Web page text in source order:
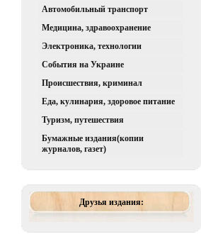
Автомобильный транспорт
Медицина, здравоохранение
Электроника, технологии
События на Украине
Происшествия, криминал
Еда, кулинария, здоровое питание
Туризм, путешествия
Бумажные издания(копии
журналов, газет)
Друзья издания: